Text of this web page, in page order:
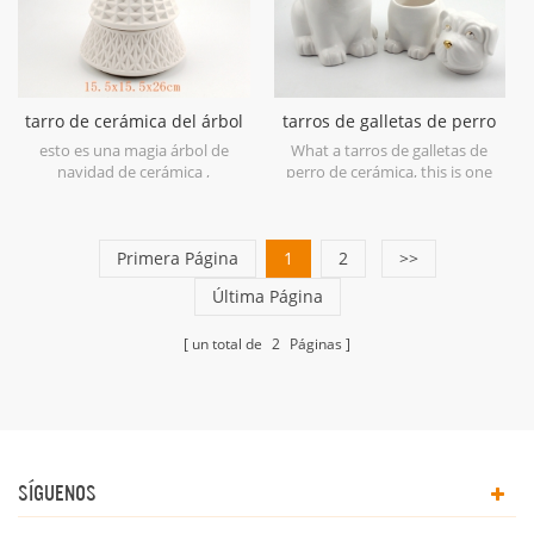
tarro de cerámica del árbol
de navidad tarro blanco 3
niveles
esto es una magia árbol de
navidad de cerámica ,
tarros de galletas de perro
de cerámica blanca con
pintura dorada
What a tarros de galletas de
perro de cerámica, this is one
Primera Página 1 2
>>
Última Página
un total de 2 Páginas
SÍGUENOS